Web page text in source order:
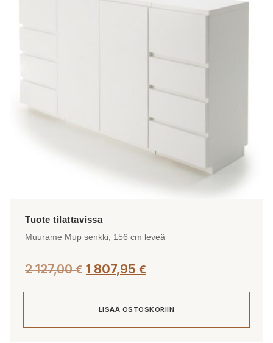
Muurame Mup senkki, 156 cm leveä
2 127,00€ 1 807,95 €
LISÄÄ OSTOSKORIIN